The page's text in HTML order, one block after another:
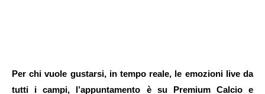
Per chi vuole gustarsi, in tempo reale, le emozioni live da
tutti i campi, l’appuntamento è su Premium Calcio e